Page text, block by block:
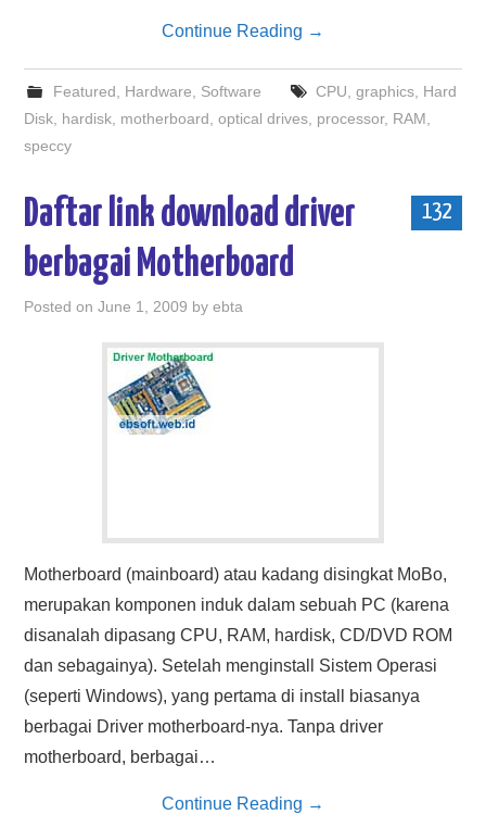
Continue Reading →
Featured Hardware Software CPU graphics, Hard
Disk hardisk motherboard ,optical drives processor, RAM
speccy
132
Daftar link download driver
berbagai Motherboard
Posted onJune 1, 2009 byebta
Motherboard (mainboard) atau kadang disingkat MoBo,
merupakan komponen induk dalam sebuah PC (karena
disanalah dipasang CPU, RAM, hardisk, CD/DVD ROM
dan sebagainya). Setelah menginstall Sistem Operasi
(seperti Windows), yang pertama di install biasanya
berbagai Driver motherboard-nya. Tanpa driver
motherboard, berbagai…
Continue Reading →